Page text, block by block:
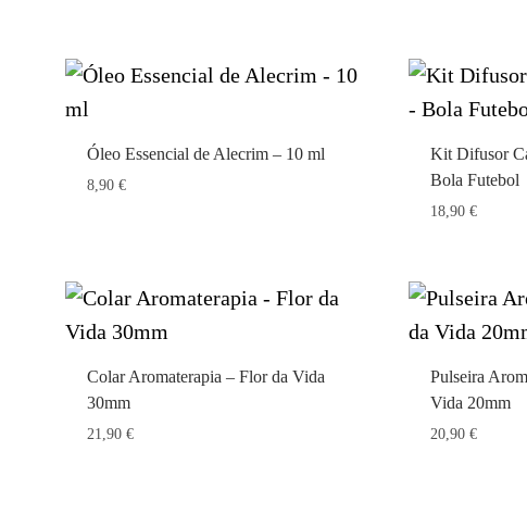
Óleo Essencial de Alecrim – 10 ml
8,90 €
Kit Difusor
Bola Futebol
18,90 €
Colar Aromaterapia – Flor da Vida
30mm
21,90 €
Pulseira
Vida 20mm
20,90 €